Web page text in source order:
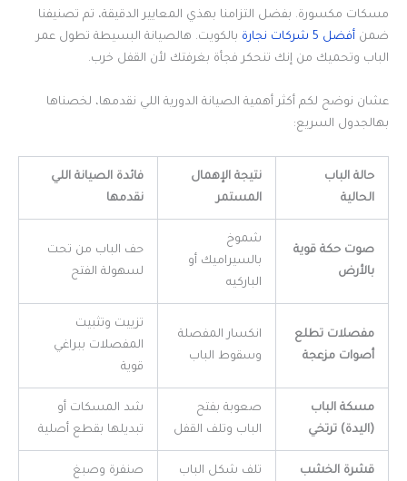
مسكات مكسورة. بفضل التزامنا بهذي المعايير الدقيقة، تم تصنيفنا
ضمن أفضل 5 شركات نجارة
بالكويت. هالصيانة البسيطة تطول عمر
الباب وتحميك من إنك تنحكر فجأة بغرفتك لأن القفل خرب.
عشان نوضح لكم أكثر أهمية الصيانة الدورية اللي نقدمها، لخصناها
بهالجدول السريع:
حالة الباب
الحالية
نتيجة الإهمال
المستمر
فائدة الصيانة اللي
نقدمها
صوت حكة قوية
بالأرض
شموخ
بالسيراميك أو
الباركيه
حف الباب من تحت
لسهولة الفتح
مفصلات تطلع
أصوات مزعجة
انكسار المفصلة
وسقوط الباب
تزييت وتثبيت
المفصلات ببراغي
قوية
مسكة الباب
(اليدة) ترتخي
صعوبة بفتح
الباب وتلف القفل
شد المسكات أو
تبديلها بقطع أصلية
قشرة الخشب
تلف شكل الباب
صنفرة وصبغ